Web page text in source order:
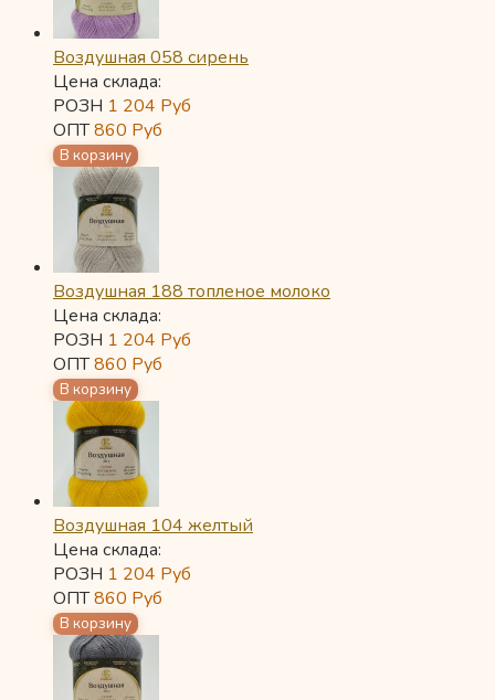
Воздушная 058 сирень
Цена склада:
РОЗН 1 204 Руб
ОПТ860 Руб
Воздушная 188 топленое молоко
Цена склада:
РОЗН 1 204 Руб
ОПТ860 Руб
Воздушная 104 желтый
Цена склада:
РОЗН 1 204 Руб
ОПТ860 Руб